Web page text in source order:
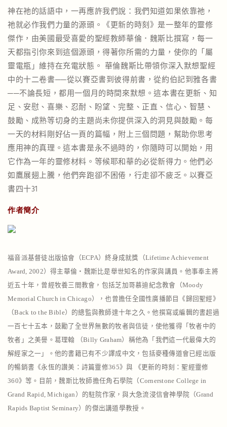
神在祂的話語中，一再應許我們說：我們知道如果依靠祂，
祂就必作我們力量的源頭。《更新的時刻》是一整年的靈修
傑作，由美國最受喜愛的聖經教師華倫．魏斯比撰寫，每一
天都指引你來到這個源頭，得著你所需的力量，使你的「屬
靈電瓶」維持在充電狀態。 華倫魏斯比帶領你深入默想聖經
中的十二卷書──從以賽亞書到彼得前書，從約伯記到雅各書
──不論長短，都用一個月的時間來默想。這本書在更新、知
足、安慰、喜樂、忍耐、盼望、完整、正直、信心、智慧、
鼓勵、成熟等切身的主題尚未你提供深入的洞見與鼓勵。每
一天的材料剛好佔一頁的篇幅，附上三個問題，幫助你思考
應用神的真理。這本書是永不過時的，你隨時可以開始，用
它作為一年的靈修材料。等候耶和華的必從新得力。他們必
如鷹展翅上騰，他們奔跑卻不困倦，行走卻不疲乏。以賽亞
書四十31
作者簡介
福音派基督徒出版協會（ECPA）終身成就獎（Lifetime Achievement
Award, 2002）得主華倫‧魏斯比是舉世知名的作家與講員。他事奉主將
近五十年，曾經牧養三間教會，包括芝加哥慕迪紀念教會（Moody
Memorial Church in Chicago），也曾擔任全國性廣播節目《歸回聖經》
（Back to the Bible）的總監與教師達十年之久。他撰寫或編輯的書超過
一百七十五本，鼓勵了全世界無數的牧者與信徒，使他獲得「牧者中的
牧者」之美譽。葛理翰 （Billy Graham）稱他為「我們這一代最偉大的
解經家之一」。他的書籍已有不少譯成中文，包括麥種傳道會已經出版
的暢銷書《永恆的讚美：詩篇靈修365》與 《更新的時刻：聖經靈修
360》等。目前，魏斯比牧師擔任角石學院（Cornerstone College in
Grand Rapid, Michigan）的駐院作家，與大急流浸信會神學院（Grand
Rapids Baptist Seminary）的傑出講道學教授。